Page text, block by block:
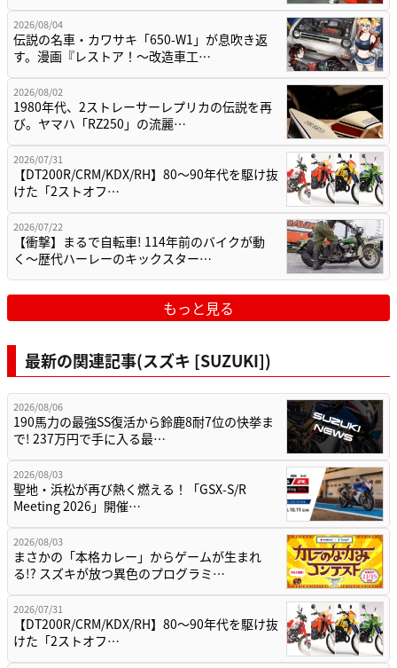
2026/08/04
伝説の名車・カワサキ「650-W1」が息吹き返
す。漫画『レストア！～改造車工…
2026/08/02
1980年代、2ストレーサーレプリカの伝説を再
び。ヤマハ「RZ250」の流麗…
2026/07/31
【DT200R/CRM/KDX/RH】80〜90年代を駆け抜
けた「2ストオフ…
2026/07/22
【衝撃】まるで自転車! 114年前のバイクが動
く〜歴代ハーレーのキックスター…
もっと見る
最新の関連記事(スズキ [SUZUKI])
2026/08/06
190馬力の最強SS復活から鈴鹿8耐7位の快挙ま
で! 237万円で手に入る最…
2026/08/03
聖地・浜松が再び熱く燃える！「GSX-S/R
Meeting 2026」開催…
2026/08/03
まさかの「本格カレー」からゲームが生まれ
る!? スズキが放つ異色のプログラミ…
2026/07/31
【DT200R/CRM/KDX/RH】80〜90年代を駆け抜
けた「2ストオフ…